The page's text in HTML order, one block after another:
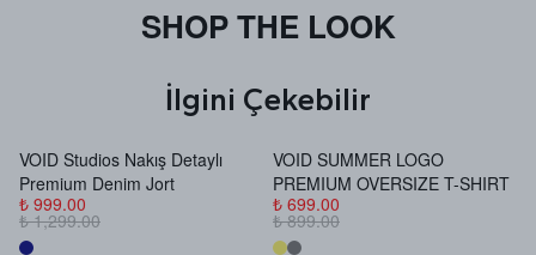
SHOP THE LOOK
İlgini Çekebilir
VOID Studios Nakış Detaylı
Premium Denim Jort
₺ 999.00
₺ 1,299.00
VOID SUMMER LOGO
PREMIUM OVERSIZE T-SHIRT
₺ 699.00
₺ 899.00